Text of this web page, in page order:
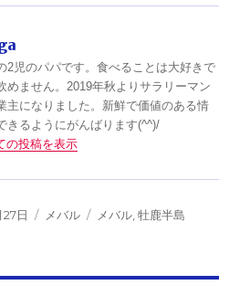
2児のパパです。食べることは大好きで
めません。2019年秋よりサラリーマン
主になりました。新鮮で価値のある情
きるようにがんばります(^^)/
の投稿を表示
日
カ
メバル
タ
メバル,牡鹿半島